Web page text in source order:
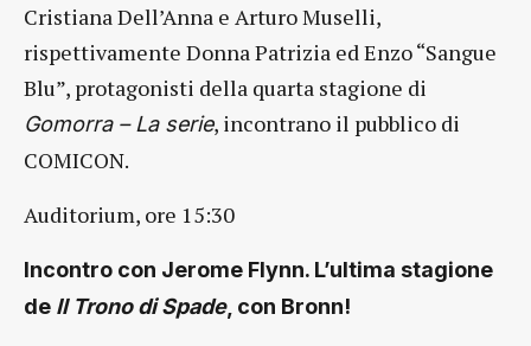
Cristiana Dell’Anna e Arturo Muselli,
rispettivamente Donna Patrizia ed Enzo “Sangue
Blu”, protagonisti della quarta stagione di
Gomorra – La serie, incontrano il pubblico di
COMICON.
Auditorium, ore 15:30
Incontro con Jerome Flynn. L’ultima stagione
de Il Trono di Spade, con Bronn!